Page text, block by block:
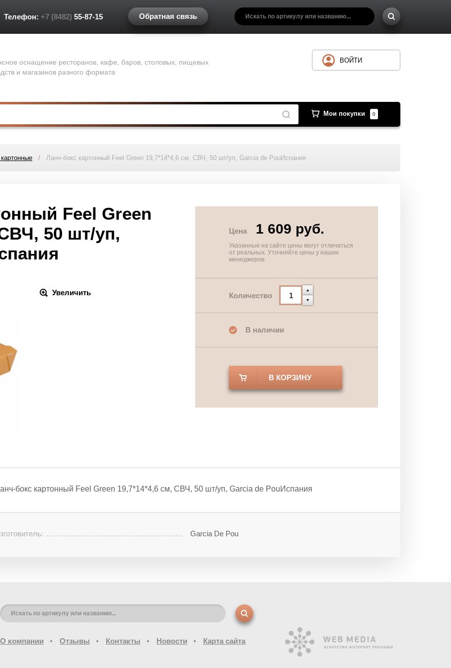
Телефон: +7 (8482) 55-87-15 Обратная связь
оснащение ресторанов, кафе, баров, столовых, пищевых
и магазинов разного формата
Мои покупки 0
ВОЙТИ
/ Ланч-бокс картонный Feel Green 19,7*14*4,6 см, СВЧ, 50 шт/уп, Garcia de PouИспания
Feel Green
50 шт/уп,
Увеличить
Цена 1 609 руб.
Указанные на сайте цены могут отличаться
от реальных. Уточняйте цены у наших
менеджеров.
Количество
В наличии
В КОРЗИНУ
бокс картонный Feel Green 19,7*14*4,6 см, СВЧ, 50 шт/уп, Garcia de PouИспания
Garcia De Pou
О компании Отзывы Контакты Новости Карта сайта